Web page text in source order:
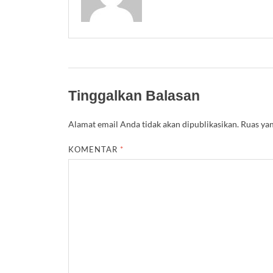
Tinggalkan Balasan
Alamat email Anda tidak akan dipublikasikan. Ruas
KOMENTAR *